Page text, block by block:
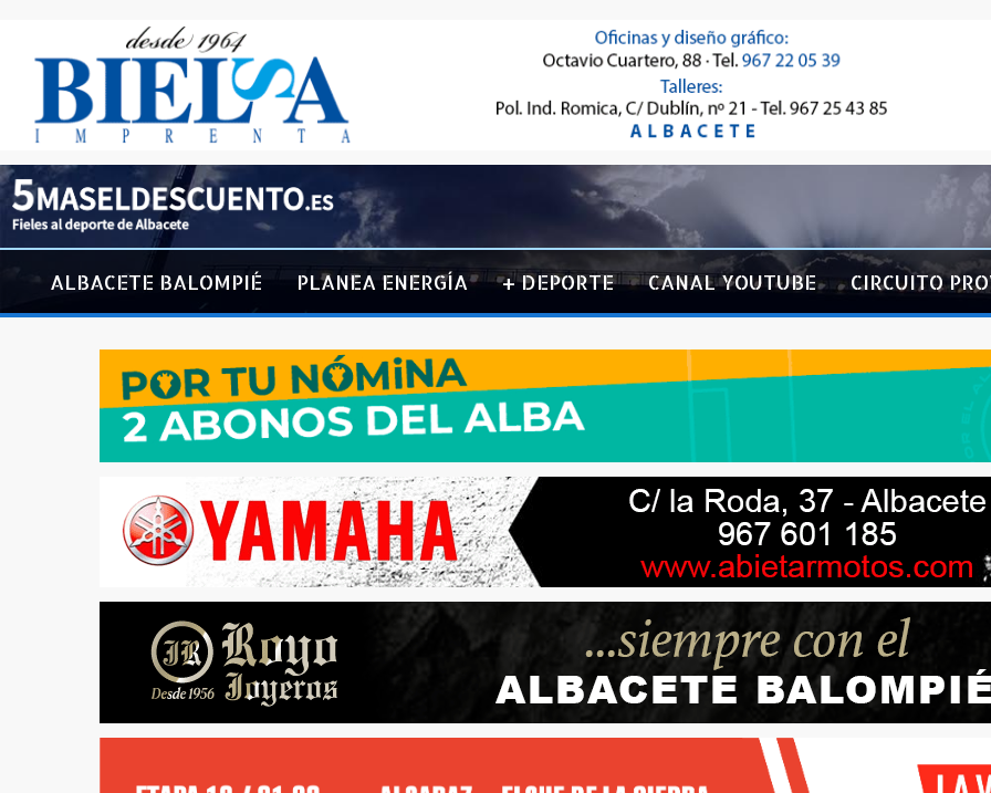
ALBACETE BALOMPIÉ PLANEA ENERGÍA + DEPORTE CANAL YOUTUBE CIRCUITO